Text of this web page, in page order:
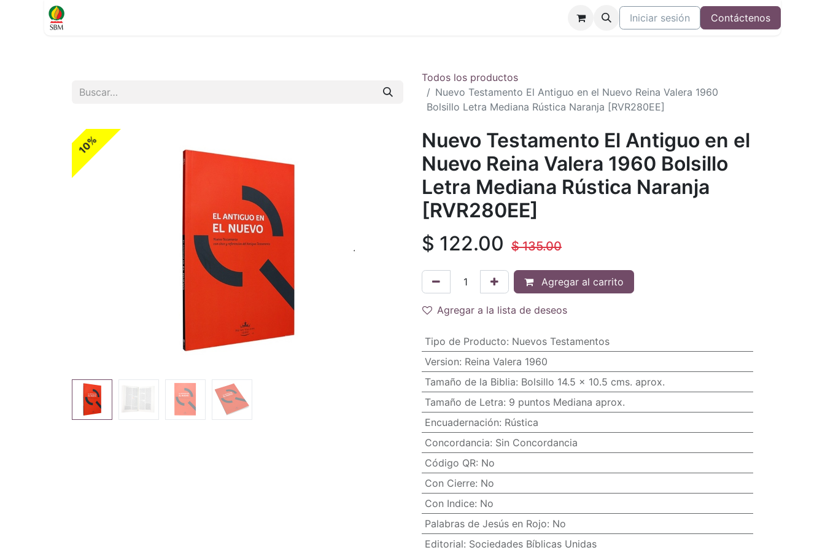
Iniciar sesión Contáctenos
Todos los productos
Nuevo Testamento El Antiguo en el Nuevo Reina Valera 1960
Bolsillo Letra Mediana Rústica Naranja [RVR280EE]
10%
Nuevo Testamento El Antiguo en el
Nuevo Reina Valera 1960 Bolsillo
Letra Mediana Rústica Naranja
[RVR280EE]
$ 122.00 $135.00
Agregar al carrito
Agregar a la lista de deseos
Tipo de Producto: Nuevos Testamentos
Version: Reina Valera 1960
Tamaño de la Biblia: Bolsillo 14.5 x 10.5 cms. aprox.
Tamaño de Letra: 9 puntos Mediana aprox.
Encuadernación: Rústica
Concordancia: Sin Concordancia
Código QR: No
Con Cierre: No
Con Indice: No
Palabras de Jesús en Rojo: No
Editorial: Sociedades Bíblicas Unidas